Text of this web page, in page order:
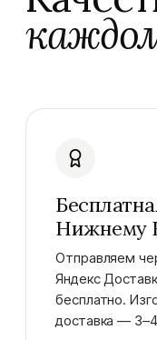
Нижнему
Отправляем
Яндекс
бесплатно.
доставка —